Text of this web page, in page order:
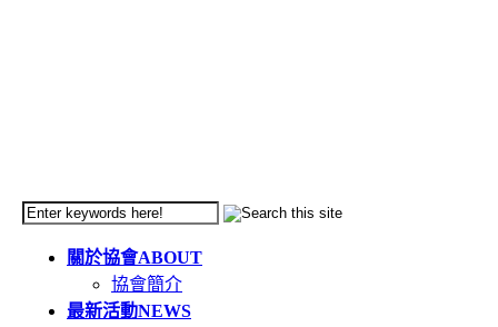
關於協會ABOUT
協會簡介
最新活動NEWS